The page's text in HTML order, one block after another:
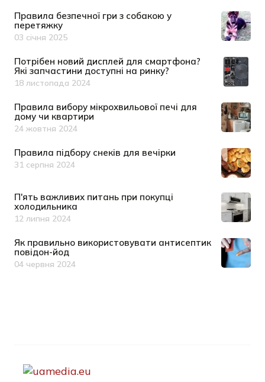
Правила безпечної гри з собакою у
перетяжку
Дата публікації
03 січня 2025
Потрібен новий дисплей для смартфона?
Які запчастини доступні на ринку?
Дата публікації
18 листопада 2024
Правила вибору мікрохвильової печі для
дому чи квартири
Дата публікації
24 жовтня 2024
Правила підбору снеків для вечірки
Дата публікації
31 серпня 2024
П'ять важливих питань при покупці
холодильника
Дата публікації
12 липня 2024
Як правильно використовувати антисептик
повідон-йод
Дата публікації
04 червня 2024